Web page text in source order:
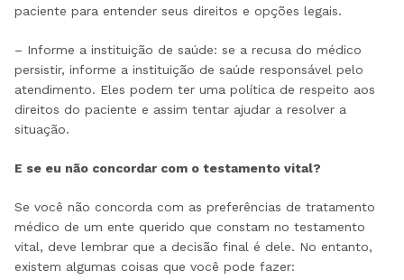
paciente para entender seus direitos e opções legais.
– Informe a instituição de saúde: se a recusa do médico
persistir, informe a instituição de saúde responsável pelo
atendimento. Eles podem ter uma política de respeito aos
direitos do paciente e assim tentar ajudar a resolver a
situação.
E se eu não concordar com o testamento vital?
Se você não concorda com as preferências de tratamento
médico de um ente querido que constam no testamento
vital, deve lembrar que a decisão final é dele. No entanto,
existem algumas coisas que você pode fazer: